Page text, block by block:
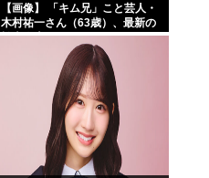
【画像】 「キム兄」こと芸人・
木村祐一さん（63歳）、最新の
松本人志さんとのツーショット
が完全に別人だとネット騒然！
「マジで誰かわからん」...